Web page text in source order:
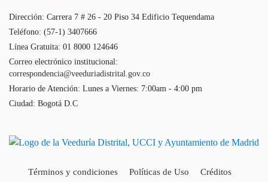
Dirección: Carrera 7 # 26 - 20 Piso 34 Edificio Tequendama
Teléfono: (57-1) 3407666
Línea Gratuita: 01 8000 124646
Correo electrónico institucional:
correspondencia@veeduriadistrital.gov.co
Horario de Atención: Lunes a Viernes: 7:00am - 4:00 pm
Ciudad: Bogotá D.C
Términos y condiciones Políticas de Uso Créditos